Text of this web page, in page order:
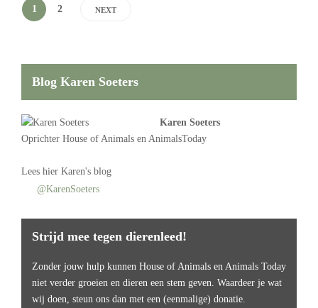
1 2 NEXT
Blog Karen Soeters
Karen Soeters
Oprichter House of Animals en AnimalsToday
Lees hier Karen's blog
@KarenSoeters
Strijd mee tegen dierenleed!
Zonder jouw hulp kunnen House of Animals en Animals Today
niet verder groeien en dieren een stem geven. Waardeer je wat
wij doen, steun ons dan met een (eenmalige) donatie.